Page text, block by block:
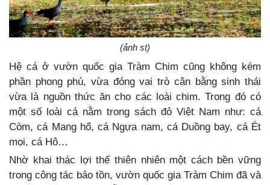
(ảnh st)
Hệ cá ở vườn quốc gia Tràm Chim cũng không kém
phần phong phú, vừa đóng vai trò cân bằng sinh thái
vừa là nguồn thức ăn cho các loài chim. Trong đó có
một số loài cá nằm trong sách đỏ Việt Nam như: cá
Còm, cá Mang hổ, cá Ngựa nam, cá Duồng bay, cá Ét
mọi, cá Hô…
Nhờ khai thác lợi thế thiên nhiên một cách bền vững
trong công tác bảo tồn, vườn quốc gia Tràm Chim đã và